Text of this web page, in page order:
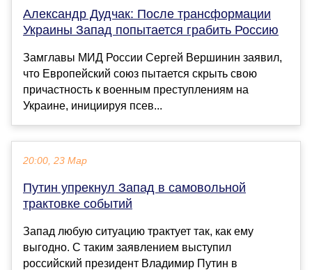
Александр Дудчак: После трансформации
Украины Запад попытается грабить Россию
Замглавы МИД России Сергей Вершинин заявил,
что Европейский союз пытается скрыть свою
причастность к военным преступлениям на
Украине, инициируя псев...
20:00, 23 Мар
Путин упрекнул Запад в самовольной
трактовке событий
Запад любую ситуацию трактует так, как ему
выгодно. С таким заявлением выступил
российский президент Владимир Путин в